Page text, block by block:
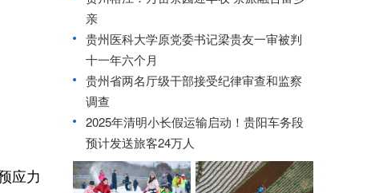
应力
亲
贵州医科大学原党委书记梁贵友一审被判
十一年六个月
贵州省两名厅级干部接受纪律审查和监察
调查
2025年清明小长假运输启动！贵阳车务段
预计发送旅客24万人